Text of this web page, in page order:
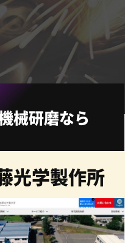
械研磨なら
光学製作所